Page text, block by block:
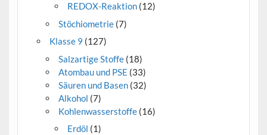
REDOX-Reaktion (12)
Stöchiometrie (7)
Klasse 9 (127)
Salzartige Stoffe (18)
Atombau und PSE (33)
Säuren und Basen (32)
Alkohol (7)
Kohlenwasserstoffe (16)
Erdöl (1)